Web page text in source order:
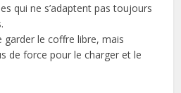
qui ne s’adaptent pas toujours
garder le coffre libre, mais
de force pour le charger et le